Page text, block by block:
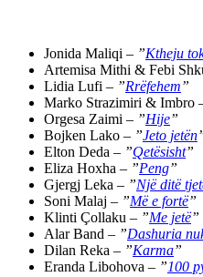
Jonida Maliqi – ”Ktheju
Artemisa Mithi & Febi
Lidia Lufi – ”Rrëfehem”
Marko Strazimiri & Imbro
Orgesa Zaimi – ”Hije”
Bojken Lako – ”Jeto jetën
Elton Deda – ”Qetësisht”
Eliza Hoxha – ”Peng”
Gjergj Leka – ”Një ditë
Soni Malaj – ”Më e fortë”
Klinti Çollaku – ”Me jetë”
Alar Band – ”Dashuria
Dilan Reka – ”Karma”
Eranda Libohova – ”100